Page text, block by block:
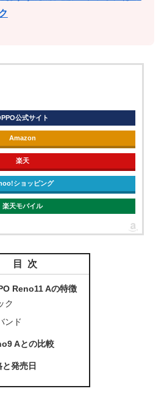
公式サイト
Amazon
楽天
ショッピング
楽天モバイル
目次
Reno11 Aの特徴
ク
ンド
Aとの比較
と発売日